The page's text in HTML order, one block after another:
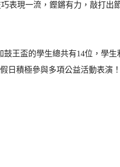
表現一流，鏗鏘有力，敲打出
王盃的學生總共有14位，學生
日積極參與多項公益活動表演！